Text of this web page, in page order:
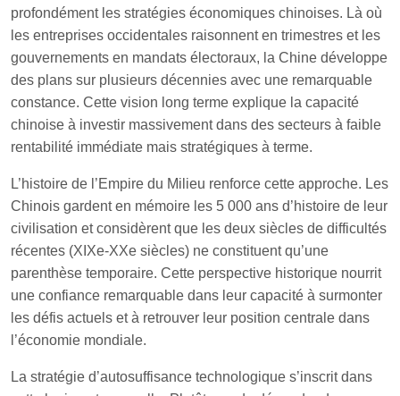
profondément les stratégies économiques chinoises. Là où
les entreprises occidentales raisonnent en trimestres et les
gouvernements en mandats électoraux, la Chine développe
des plans sur plusieurs décennies avec une remarquable
constance. Cette vision long terme explique la capacité
chinoise à investir massivement dans des secteurs à faible
rentabilité immédiate mais stratégiques à terme.
L’histoire de l’Empire du Milieu renforce cette approche. Les
Chinois gardent en mémoire les 5 000 ans d’histoire de leur
civilisation et considèrent que les deux siècles de difficultés
récentes (XIXe-XXe siècles) ne constituent qu’une
parenthèse temporaire. Cette perspective historique nourrit
une confiance remarquable dans leur capacité à surmonter
les défis actuels et à retrouver leur position centrale dans
l’économie mondiale.
La stratégie d’autosuffisance technologique s’inscrit dans